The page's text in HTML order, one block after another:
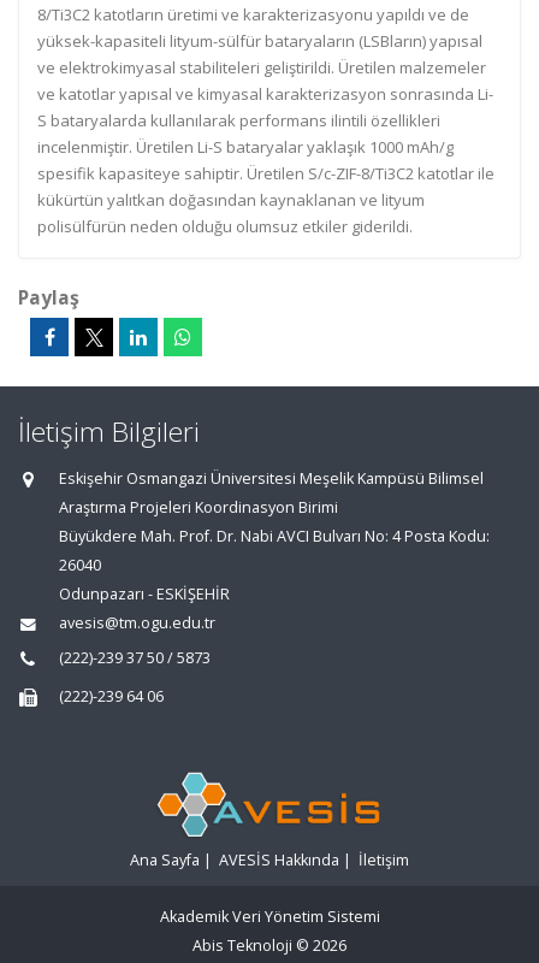
8/Ti3C2 katotların üretimi ve karakterizasyonu yapıldı ve de
yüksek-kapasiteli lityum-sülfür bataryaların (LSBların) yapısal
ve elektrokimyasal stabiliteleri geliştirildi. Üretilen malzemeler
ve katotlar yapısal ve kimyasal karakterizasyon sonrasında Li-
S bataryalarda kullanılarak performans ilintili özellikleri
incelenmiştir. Üretilen Li-S bataryalar yaklaşık 1000 mAh/g
spesifik kapasiteye sahiptir. Üretilen S/c-ZIF-8/Ti3C2 katotlar ile
kükürtün yalıtkan doğasından kaynaklanan ve lityum
polisülfürün neden olduğu olumsuz etkiler giderildi.
Paylaş
İletişim Bilgileri
Eskişehir Osmangazi Üniversitesi Meşelik Kampüsü Bilimsel
Araştırma Projeleri Koordinasyon Birimi
Büyükdere Mah. Prof. Dr. Nabi AVCI Bulvarı No: 4 Posta Kodu:
26040
Odunpazarı - ESKİŞEHİR
avesis@tm.ogu.edu.tr
(222)-239 37 50 / 5873
(222)-239 64 06
Ana Sayfa | AVESİS Hakkında | İletişim
Akademik Veri Yönetim Sistemi
Abis Teknoloji © 2026